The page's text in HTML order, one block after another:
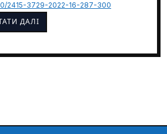
2415-3729-2022-16-287-300
ДАЛІ